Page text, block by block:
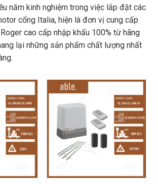
năm kinh nghiệm trong việc lắp đặt các
cổng Italia, hiện là đơn vị cung cấp
cao cấp nhập khẩu 100% từ hãng
lại những sản phẩm chất lượng nhất